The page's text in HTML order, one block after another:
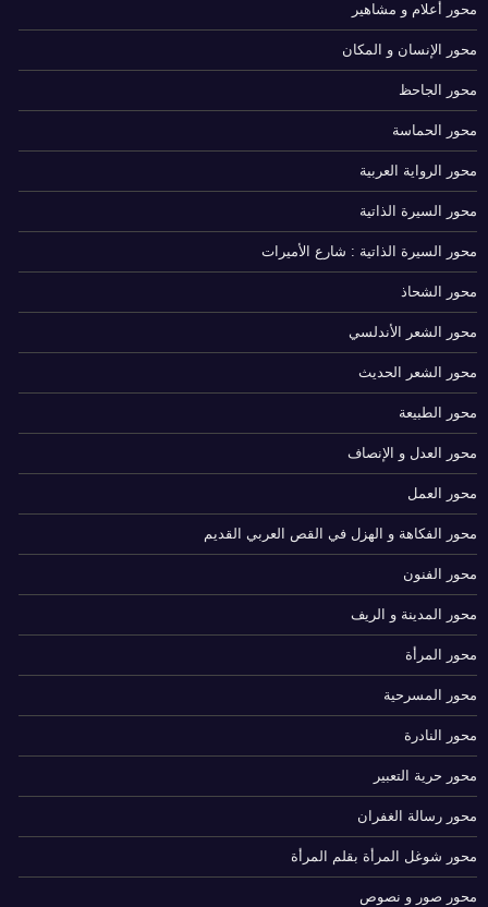
محور أعلام و مشاهير
محور الإنسان و المكان
محور الجاحظ
محور الحماسة
محور الرواية العربية
محور السيرة الذاتية
محور السيرة الذاتية : شارع الأميرات
محور الشحاذ
محور الشعر الأندلسي
محور الشعر الحديث
محور الطبيعة
محور العدل و الإنصاف
محور العمل
محور الفكاهة و الهزل في القص العربي القديم
محور الفنون
محور المدينة و الريف
محور المرأة
محور المسرحية
محور النادرة
محور حرية التعبير
محور رسالة الغفران
محور شوغل المرأة بقلم المرأة
محور صور و نصوص